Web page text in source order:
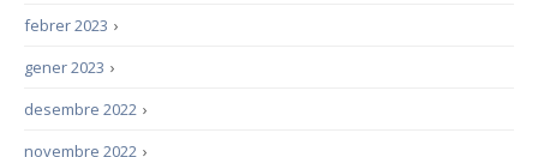
›
febrer 2023
›
gener 2023
›
desembre 2022
›
novembre 2022